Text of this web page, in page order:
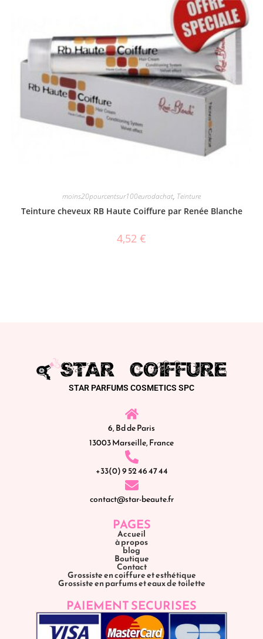
moins20pourcentsur100eurodachat, Teinture
Teinture cheveux RB Haute Coiffure par Renée Blanche
4,52 €
STAR PARFUMS COSMETICS SPC
6, Bd de Paris
13003 Marseille, France
+33(0) 9 52 46 47 44
contact@star-beaute.fr
PAGES
Accueil
à propos
blog
Boutique
Contact
Grossiste en coiffure et esthétique
Grossiste en parfums et eaux de toilette
PAIEMENT SECURISES